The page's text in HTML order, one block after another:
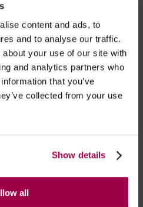
content and ads, to
and to analyse our traffic.
your use of our site with
and analytics partners who
that you’ve
collected from your use
Show details
all
festivas.